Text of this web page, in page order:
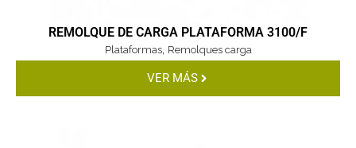
REMOLQUE DE CARGA PLATAFORMA 3100/F
Plataformas, Remolques carga
VER MÁS